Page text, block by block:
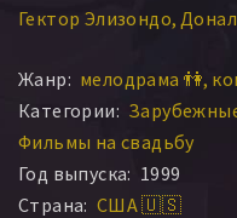
Гектор Элизондо
Лиза
Рита Уилсон Ричард
Дайана Кент Патрик
Джейн Моррис Том
Кэтлин Маршалл
Шеннон Уилкокс Джин
Жанр: мелодрама 👫
Категории:
Фильмы на свадьбу
Год выпуска: 1999
Страна: США 🇺🇸